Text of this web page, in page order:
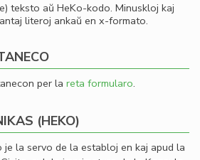
teksto aŭ HeKo-kodo. Minuskloj kaj
literoj ankaŭ en x-formato.
per la reta formularo.
(HEKO)
la servo de la establoj en kaj apud la